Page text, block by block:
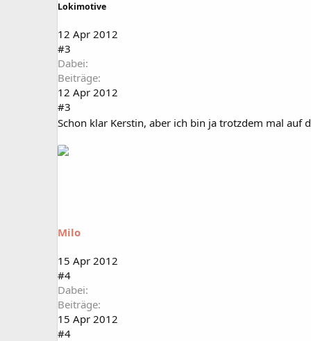
Lokimotive
12 Apr 2012
#3
Dabei
Beiträge
12 Apr 2012
#3
Schon klar Kerstin, aber ich bin ja trotzdem mal auf
Milo
15 Apr 2012
#4
Dabei
Beiträge
15 Apr 2012
#4